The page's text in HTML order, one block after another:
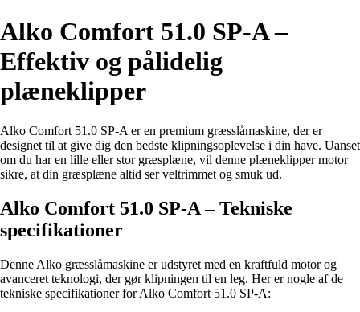
Alko Comfort 51.0 SP-A –
Effektiv og pålidelig
plæneklipper
Alko Comfort 51.0 SP-A er en premium græsslåmaskine, der er
designet til at give dig den bedste klipningsoplevelse i din have. Uanset
om du har en lille eller stor græsplæne, vil denne plæneklipper motor
sikre, at din græsplæne altid ser veltrimmet og smuk ud.
Alko Comfort 51.0 SP-A – Tekniske
specifikationer
Denne Alko græsslåmaskine er udstyret med en kraftfuld motor og
avanceret teknologi, der gør klipningen til en leg. Her er nogle af de
tekniske specifikationer for Alko Comfort 51.0 SP-A: